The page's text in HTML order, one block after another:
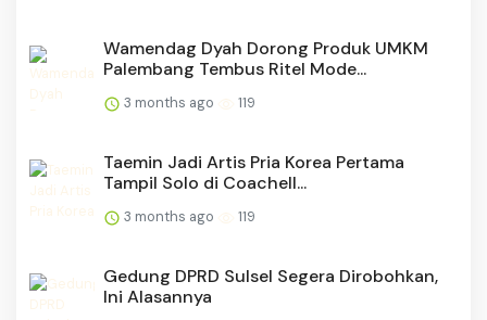
Wamendag Dyah Dorong Produk UMKM
Palembang Tembus Ritel Mode...
3 months ago 119
Taemin Jadi Artis Pria Korea Pertama
Tampil Solo di Coachell...
3 months ago 119
Gedung DPRD Sulsel Segera Dirobohkan,
Ini Alasannya